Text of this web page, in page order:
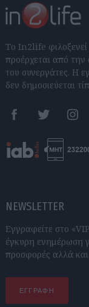
Το In2life φιλοξενεί
προέρχεται από την
του συνεργάτες. Η
δεν δημοσιεύεται
FacebookTwitter
NEWSLETTER
Εγγραφείτε στο
έγκυρη ενημέρωση
προσφορές αλλά
ΕΓΓΡΑΦΗ